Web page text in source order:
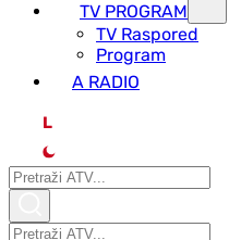
TV PROGRAM
ТV Raspored
Program
A RADIO
L